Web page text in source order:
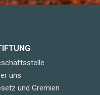
uns
und Gremien